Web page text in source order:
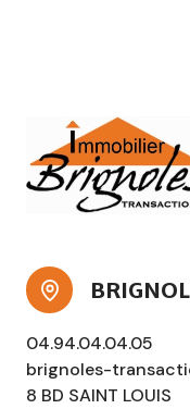
04.94.04.04.05
brignoles-
8 BD SAINT LOUIS